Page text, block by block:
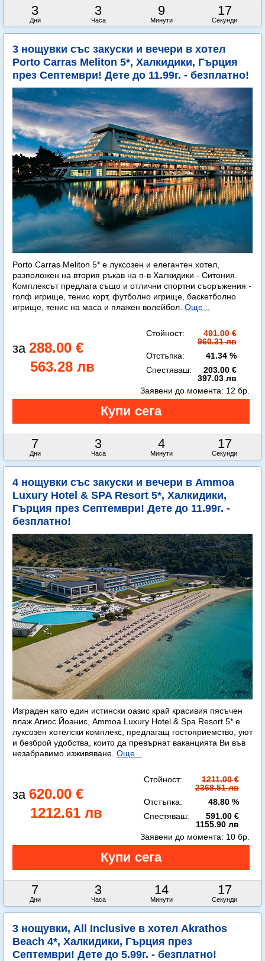
3
Дни
3
Часа
9
Минути
14
Секунди
3 нощувки със закуски и вечери в хотел
Porto Carras Meliton 5*, Халкидики, Гърция
през Септември! Дете до 11.99г. - безплатно!
Porto Carras Meliton 5* е луксозен и елегантен хотел,
разположен на втория ръкав на п-в Халкидики - Ситония.
Комплексът предлага също и отлични спортни съоръжения -
голф игрище, тенис корт, футболно игрище, баскетболно
игрище, тенис на маса и плажен волейбол. Още...
288.00 €
563.28 лв
Стойност:
491.00 €
960.31 лв
Отстъпка:
41.34 %
Спестяваш:
203.00 €
397.03 лв
7
Дни
3
Часа
4
Минути
14
Секунди
Заявени до момента: 12 бр.
4 нощувки със закуски и вечери в Ammoa
Luxury Hotel & SPA Resort 5*, Халкидики,
Гърция през Септември! Дете до 11.99г. -
безплатно!
Изграден като един истински оазис край красивия пясъчен
плаж Агиос Йоанис, Ammoa Luxury Hotel & Spa Resort 5* е
луксозен хотелски комплекс, предлагащ гостоприемство, уют
и безброй удобства, които да превърнат ваканцията Ви във
незабравимо изживяване. Още...
620.00 €
1212.61 лв
Стойност:
1211.00 €
2368.51 лв
Отстъпка:
48.80 %
Спестяваш:
591.00 €
1155.90 лв
7
Дни
3
Часа
14
Минути
14
Секунди
Заявени до момента: 10 бр.
3 нощувки, All Inclusive в хотел Akrathos
Beach 4*, Халкидики, Гърция през
Септември! Дете до 5.99г. - безплатно!